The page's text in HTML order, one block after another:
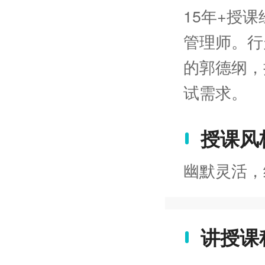
15年+授
管理师。
的郭德纲
试需求。
授课风
幽默灵活
讲授课